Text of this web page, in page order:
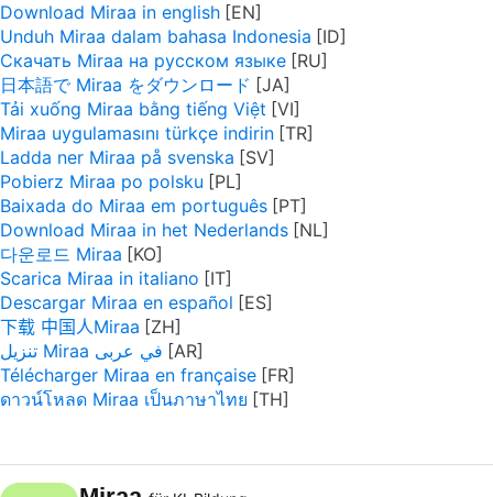
Download Miraa in english
Unduh Miraa dalam bahasa Indonesia
Скачать Miraa на русском языке
日本語で Miraa をダウンロード
Tải xuống Miraa bằng tiếng Việt
Miraa uygulamasını türkçe indirin
Ladda ner Miraa på svenska
Pobierz Miraa po polsku
Baixada do Miraa em português
Download Miraa in het Nederlands
다운로드 Miraa
Scarica Miraa in italiano
Descargar Miraa en español
下载 中国人Miraa
تنزيل Miraa في عربى
Télécharger Miraa en française
ดาวน์โหลด Miraa เป็นภาษาไทย